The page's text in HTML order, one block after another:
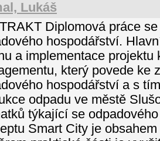
Lukáš
Diplomová práce
hospodářství.
a implementace projektu
který povede ke
hospodářství a s
odpadu ve městě
týkající se
Smart City je